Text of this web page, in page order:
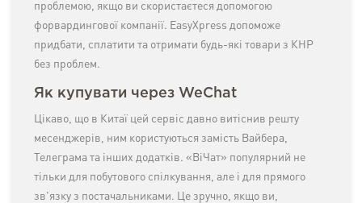
проблемою, якщо ви скористаєтеся допомогою
форвардингової компанії. EasyXpress допоможе
придбати, сплатити та отримати будь-які товари з КНР
без проблем.
Як купувати через WeChat
Цікаво, що в Китаї цей сервіс давно витіснив решту
месенджерів, ним користуються замість Вайбера,
Телеграма та інших додатків. «ВіЧат» популярний не
тільки для побутового спілкування, але і для прямого
зв'язку з постачальниками. Це зручно, якщо ви,